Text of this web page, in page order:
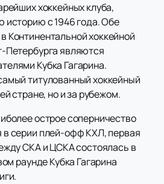
хоккейных клуба,
историю с 1946 года. Обе
Континентальной хоккейной
Петербурга являются
Кубка Гагарина.
титулованный хоккейный
стране, но и за рубежом.
острое соперничество
в серии плей-офф КХЛ, первая
СКА и ЦСКА состоялась в
раунде Кубка Гагарина